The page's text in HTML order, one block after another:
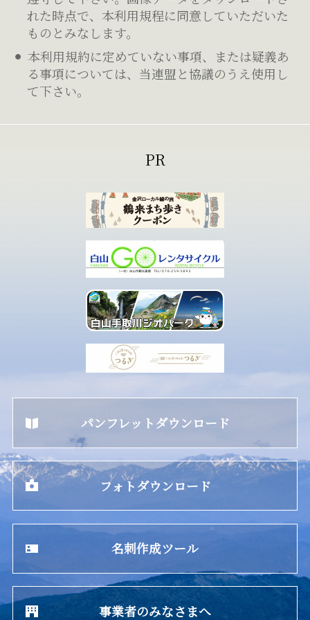
れた時点で、本利用規程に同意していただいた
ものとみなします。
本利用規約に定めていない事項、または疑義あ
る事項については、当連盟と協議のうえ使用し
て下さい。
パンフレットダウンロード
フォトダウンロード
名刺作成ツール
事業者のみなさまへ